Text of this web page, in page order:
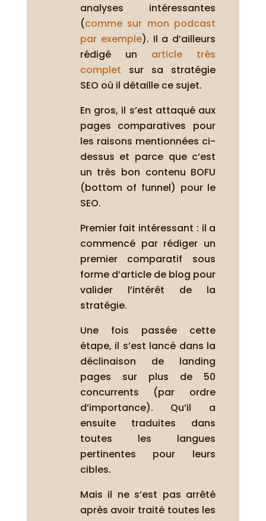
analyses intéressantes
(comme sur mon podcast
par exemple). Il a d’ailleurs
rédigé un article très
complet sur sa stratégie
SEO où il détaille ce sujet.
En gros, il s’est attaqué aux
pages comparatives pour
les raisons mentionnées ci-
dessus et parce que c’est
un très bon contenu BOFU
(bottom of funnel) pour le
SEO.
Premier fait intéressant : il a
commencé par rédiger un
premier comparatif sous
forme d’article de blog pour
valider l’intérêt de la
stratégie.
Une fois passée cette
étape, il s’est lancé dans la
déclinaison de landing
pages sur plus de 50
concurrents (par ordre
d’importance). Qu’il a
ensuite traduites dans
toutes les langues
pertinentes pour leurs
cibles.
Mais il ne s’est pas arrêté
après avoir traité toutes les